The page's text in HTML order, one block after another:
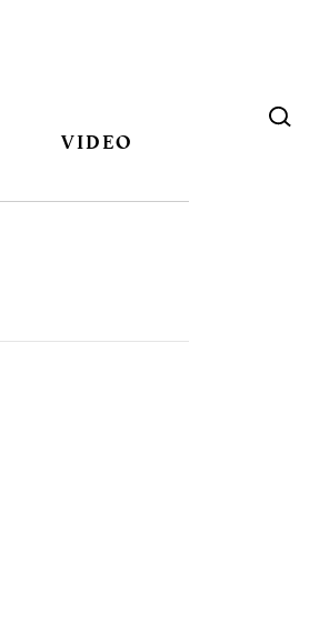
VIDEO